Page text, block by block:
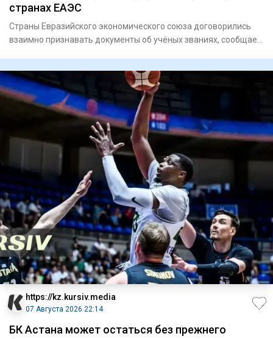
странах ЕАЭС
Страны Евразийского экономического союза договорились
взаимно признавать документы об учёных званиях, сообщает
https://kz.kursiv.media
07 Августа 2026 22:14
БК Астана может остаться без прежнего